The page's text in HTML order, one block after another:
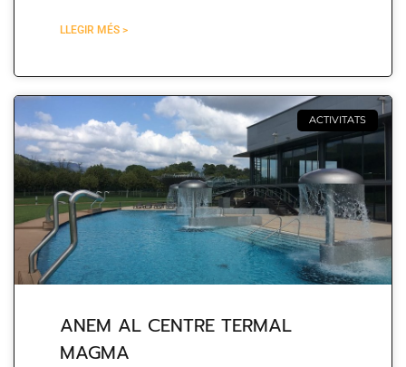
LLEGIR MÉS >
ACTIVITATS
ANEM AL CENTRE TERMAL
MAGMA